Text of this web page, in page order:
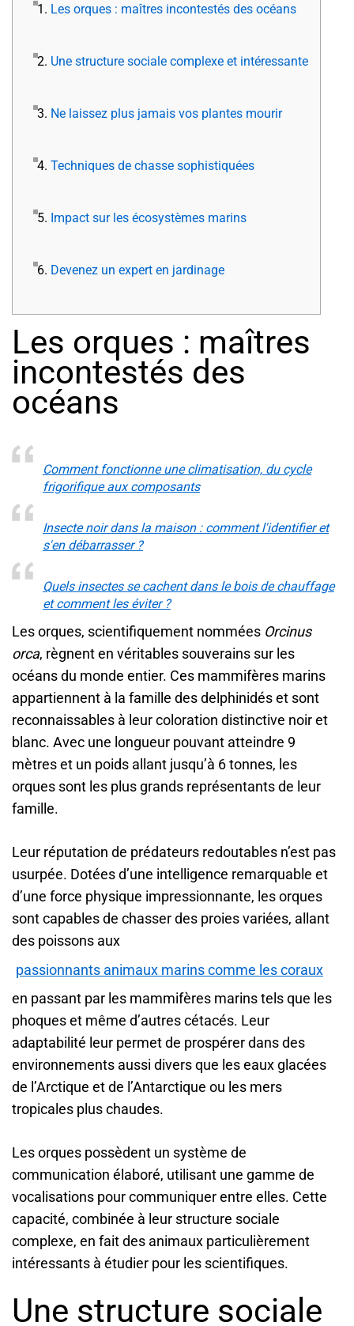
1. Les orques : maîtres incontestés des océans
2. Une structure sociale complexe et intéressante
3. Ne laissez plus jamais vos plantes mourir
4. Techniques de chasse sophistiquées
5. Impact sur les écosystèmes marins
6. Devenez un expert en jardinage
Les orques : maîtres
incontestés des
océans
Comment fonctionne une climatisation, du cycle
frigorifique aux composants
Insecte noir dans la maison : comment l'identifier et
s'en débarrasser ?
Quels insectes se cachent dans le bois de chauffage
et comment les éviter ?
Les orques, scientifiquement nommées Orcinus
orca, règnent en véritables souverains sur les
océans du monde entier. Ces mammifères marins
appartiennent à la famille des delphinidés et sont
reconnaissables à leur coloration distinctive noir et
blanc. Avec une longueur pouvant atteindre 9
mètres et un poids allant jusqu’à 6 tonnes, les
orques sont les plus grands représentants de leur
famille.
Leur réputation de prédateurs redoutables n’est pas
usurpée. Dotées d’une intelligence remarquable et
d’une force physique impressionnante, les orques
sont capables de chasser des proies variées, allant
des poissons aux
passionnants animaux marins comme les coraux
en passant par les mammifères marins tels que les
phoques et même d’autres cétacés. Leur
adaptabilité leur permet de prospérer dans des
environnements aussi divers que les eaux glacées
de l’Arctique et de l’Antarctique ou les mers
tropicales plus chaudes.
Les orques possèdent un système de
communication élaboré, utilisant une gamme de
vocalisations pour communiquer entre elles. Cette
capacité, combinée à leur structure sociale
complexe, en fait des animaux particulièrement
intéressants à étudier pour les scientifiques.
Une structure sociale